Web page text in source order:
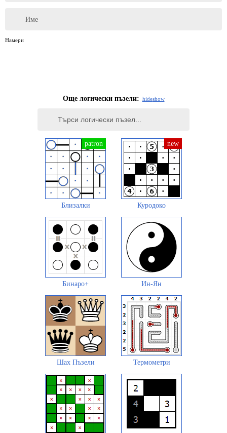
Име
Намери
Още логически пъзели: hideshow
Близалки Куродоко
Бинаро+ Ин-Ян
Шах Пъзели Термометри